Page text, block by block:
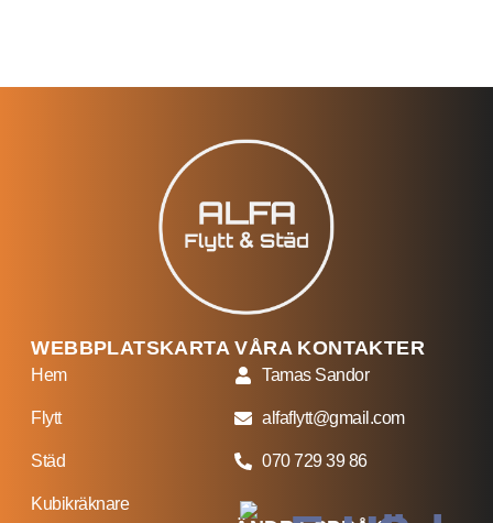
WEBBPLATSKARTA
Hem
Flytt
Städ
Kubikräknare
VÅRA KONTAKTER
Tamas Sandor
alfaflytt@gmail.com
070 729 39 86